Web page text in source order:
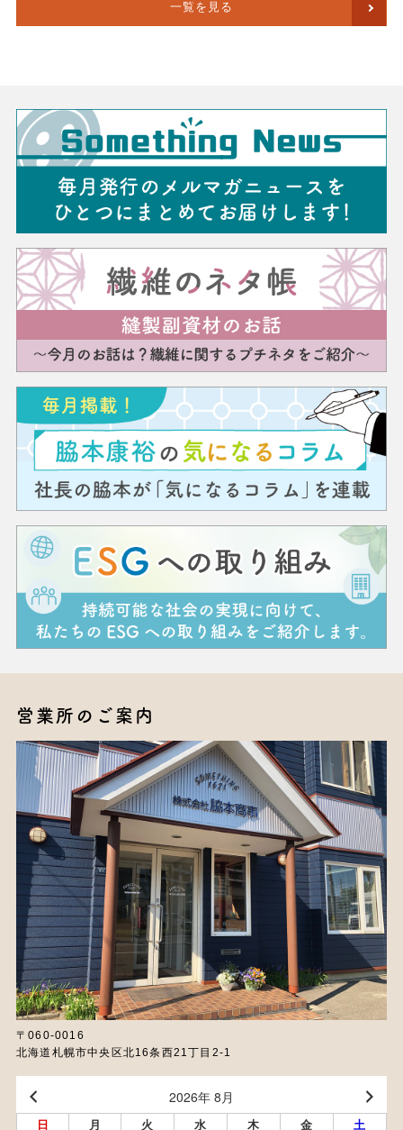
一覧を見る
営業所のご案内
〒060-0016
北海道札幌市中央区北16条西21丁目2-1
2026年 8月
日 月 火 水 木 金 土